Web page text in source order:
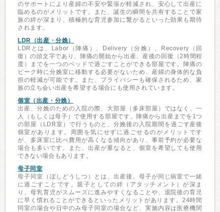
のサポートにより産婦の不安や緊張が軽減され、安心して出産に
臨めるのがメリットです。また、誕生の瞬間を共有することで家
族の絆が深まり、積極的な育児参加に繋がるといった効果も期待
されます。
LDR（出産・分娩）
LDRとは、Labor（陣痛）、Delivery（分娩）、Recovery（回
復）の頭文字であり、陣痛の開始から出産、産後の回復（2時間程
度）までを一つのベッドで過ごすことができる部屋です。陣痛の
ピーク時に分娩室に移動する必要がないため、産婦の身体的な負
担の軽減が可能です。また、プライバシーも確保されるため、家
族の立ち会い出産を希望する場合にも使用されています。
個室（出産・分娩）
出産、分娩のための入院の際、大部屋（多床部屋）ではなく、一
人（もしくは母子）で使用する部屋です。陣痛から出産までを1つ
の部屋（LDR室）で行うものと、分娩後の入院期間を過ごす産後
個室があります。周囲を気にせずに過ごせるのがメリットです
が、多床室に比べ費用が高くなる傾向があり、事前予約が必要な
場合も多いです。また、出産が重なると、個室を希望しても使用
できない場合もあります。
母子同室
母子同室（ぼしどうしつ）とは、出産後、母子が同じ病室で一緒
に過ごすことです。親子としての絆（アタッチメント）が深ま
り、母乳育児がスムーズに進みやすくなることや、退院後の育児
に早く慣れることができるといったメリットがあります。24時間
同室の場合や日中のみ母子同室の場合など、実施内容は医療機関